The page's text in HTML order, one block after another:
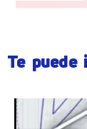
Te puede